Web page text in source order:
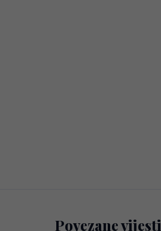
Povezane vijesti